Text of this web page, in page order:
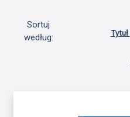
Sortuj
według:
Tytuł